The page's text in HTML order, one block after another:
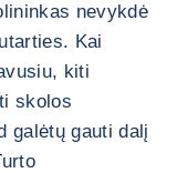
nevykdė
Kai
kiti
skolos
galėtų gauti dalį